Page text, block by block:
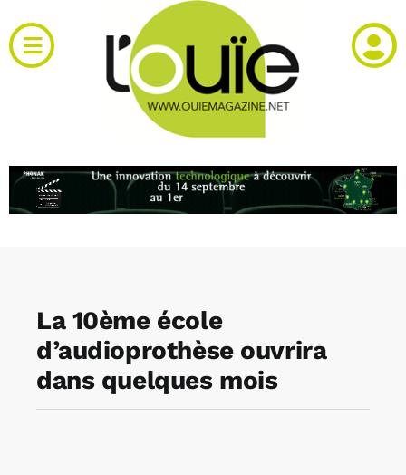
au
contenu
Toggle
Navigation
RH et emploi
Agenda
La 10ème école
d’audioprothèse ouvrira
dans quelques mois